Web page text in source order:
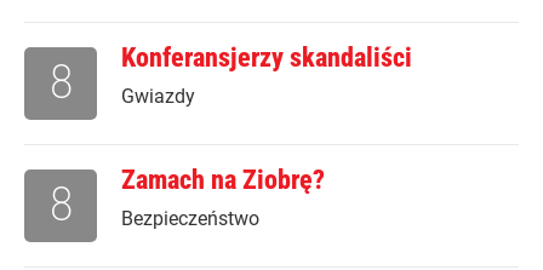
Konferansjerzy skandaliści
Gwiazdy
8
Zamach na Ziobrę?
Bezpieczeństwo
8